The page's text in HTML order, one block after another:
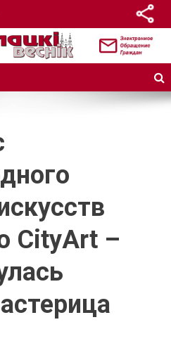
CityArt –